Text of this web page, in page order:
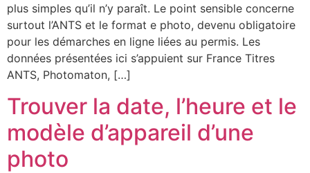
plus simples qu’il n’y paraît. Le point sensible concerne
surtout l’ANTS et le format e photo, devenu obligatoire
pour les démarches en ligne liées au permis. Les
données présentées ici s’appuient sur France Titres
ANTS, Photomaton, […]
Trouver la date, l’heure et le
modèle d’appareil d’une
photo